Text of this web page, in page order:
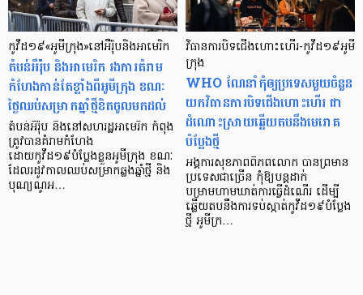
កូវីដ១៩«អូមីក្រុង»នៅអឺរ៉ុបនិងអាមេរិក
តំបន់អឺរ៉ុប និងអាមេរិក រងការគំរាម
កំហែងកាន់តែខ្លាំងពីអូមីក្រុង ខណៈ
ថ្ងៃឈប់សម្រាកឆ្នាំថ្មីខិតចូលមកដល់
តំបន់អឺរ៉ុប និងនៅសហរដ្ឋអាមេរិក កំពុង
ត្រូវបានគំរាមកំហែង
ដោយកូវីដ១៩បំប្លែងខ្លួនអូមីក្រុង ខណៈ
ដែលរដូវកាលឈប់សម្រាកឆ្លងឆ្នាំថ្មី និង
បុណ្យណូអ…
វិធានការបិទជើងហោះហើរ-កូវីដ១៩អូមី
ក្រុង
WHO ណែនាំកុំឲ្យប្រទេសមួយចំនួន
យកវិធានការបិទជើងហោះហើរ ជា
ដំណោះស្រាយឆ្លើយតបនឹងមេរោគ
បំប្លែងថ្មី
អង្គការសុខភាពពិភពលោក បានព្រមាន
ប្រទេសជាច្រើន កុំឱ្យបន្ដដាក់
បម្រាមហាមឃាត់ការធ្វើដំណើរ ដើម្បី
ឆ្លើយតបនឹងការទប់ស្កាត់កូវីដ១៩បំប្លែង
ថ្មី អូមីក្រ…